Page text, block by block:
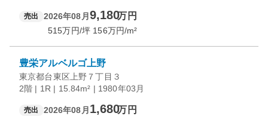
売出 2026年08月 9,180万円
515万円/坪 156万円/m²
豊栄アルベルゴ上野
東京都台東区上野７丁目３
2階 | 1R | 15.84m² | 1980年03月
売出 2026年08月 1,680万円